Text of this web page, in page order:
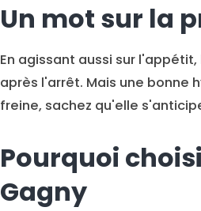
Un mot sur la
En agissant aussi sur
après l'arrêt. Mais une bonne
freine, sachez qu'elle
Pourquoi
Gagny